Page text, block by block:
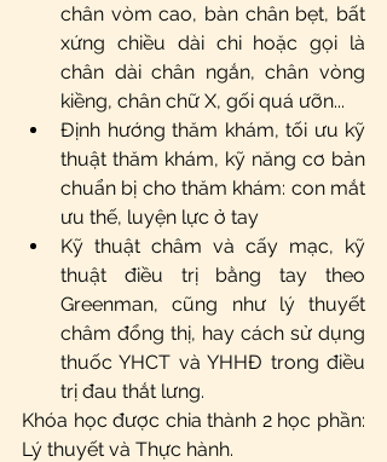
chân vòm cao, bàn chân bẹt, bất
xứng chiều dài chi hoặc gọi là
chân dài chân ngắn, chân vòng
kiềng, chân chữ X, gối quá ưỡn...
Định hướng thăm khám, tối ưu kỹ
thuật thăm khám, kỹ năng cơ bản
chuẩn bị cho thăm khám: con mắt
ưu thế, luyện lực ở tay
Kỹ thuật châm và cấy mạc, kỹ
thuật điều trị bằng tay theo
Greenman, cũng như lý thuyết
châm đổng thị, hay cách sử dụng
thuốc YHCT và YHHĐ trong điều
trị đau thắt lưng.
Khóa học được chia thành 2 học phần:
Lý thuyết và Thực hành.